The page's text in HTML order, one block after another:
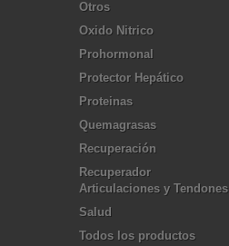
Otros
Oxido Nitrico
Prohormonal
Protector Hepático
Proteinas
Quemagrasas
Recuperación
Recuperador
Articulaciones y Tendones
Salud
Todos los productos